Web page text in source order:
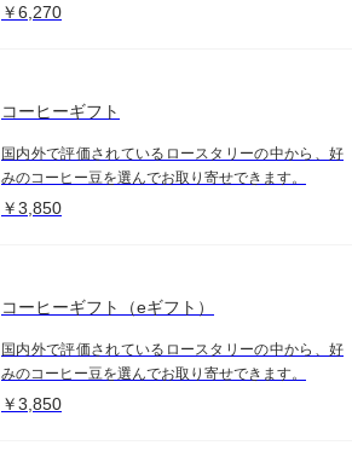
￥6,270
コーヒーギフト
国内外で評価されているロースタリーの中から、好
みのコーヒー豆を選んでお取り寄せできます。
￥3,850
コーヒーギフト（eギフト）
国内外で評価されているロースタリーの中から、好
みのコーヒー豆を選んでお取り寄せできます。
￥3,850